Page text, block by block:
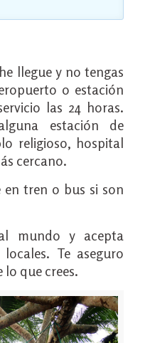
llegue y no tengas
o estación
las 24 horas.
estación de
religioso, hospital
cercano.
tren o bus si son
mundo y acepta
Te aseguro
lo que crees.